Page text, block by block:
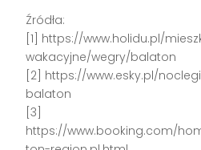
Źródła:
[1] https://www.holidu.pl/
wakacyjne/wegry/balaton
[2] https://www.esky.pl/
balaton
[3]
https://www.booking.com/